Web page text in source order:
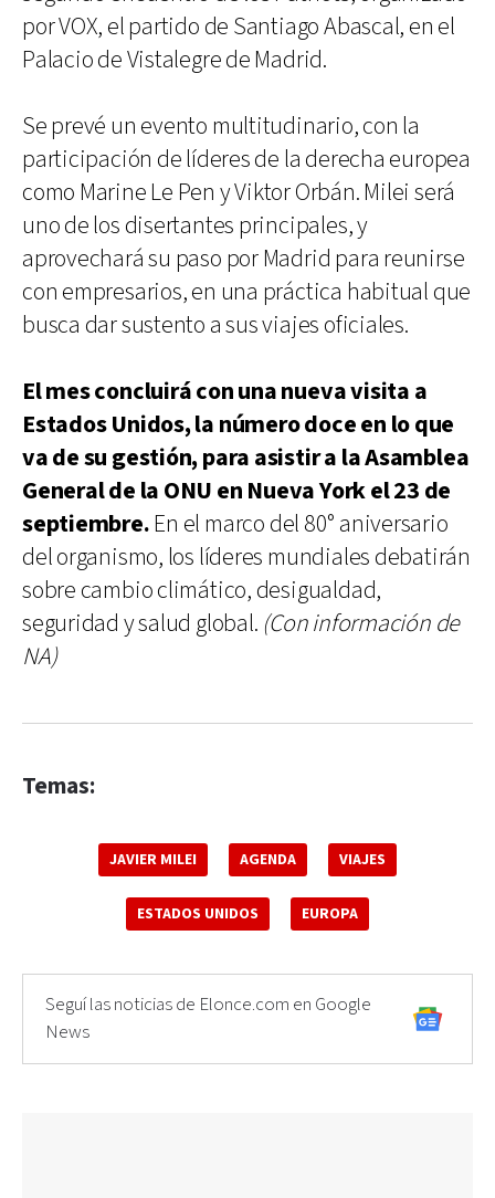
por VOX, el partido de Santiago Abascal, en el
Palacio de Vistalegre de Madrid.
Se prevé un evento multitudinario, con la
participación de líderes de la derecha europea
como Marine Le Pen y Viktor Orbán. Milei será
uno de los disertantes principales, y
aprovechará su paso por Madrid para reunirse
con empresarios, en una práctica habitual que
busca dar sustento a sus viajes oficiales.
El mes concluirá con una nueva visita a
Estados Unidos, la número doce en lo que
va de su gestión, para asistir a la Asamblea
General de la ONU en Nueva York el 23 de
septiembre.En el marco del 80° aniversario
del organismo, los líderes mundiales debatirán
sobre cambio climático, desigualdad,
seguridad y salud global. (Con información de
NA)
Temas:
JAVIER MILEI AGENDA VIAJES
ESTADOS UNIDOS EUROPA
Seguí las noticias de Elonce.com en Google
News